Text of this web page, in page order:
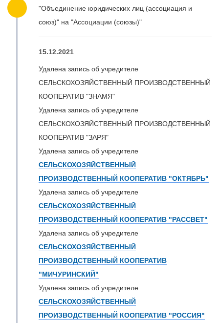
"Объединение юридических лиц (ассоциация и
союз)" на "Ассоциации (союзы)"
15.12.2021
Удалена запись об учредителе
СЕЛЬСКОХОЗЯЙСТВЕННЫЙ ПРОИЗВОДСТВЕННЫЙ
КООПЕРАТИВ "ЗНАМЯ"
Удалена запись об учредителе
СЕЛЬСКОХОЗЯЙСТВЕННЫЙ ПРОИЗВОДСТВЕННЫЙ
КООПЕРАТИВ "ЗАРЯ"
Удалена запись об учредителе
СЕЛЬСКОХОЗЯЙСТВЕННЫЙ
ПРОИЗВОДСТВЕННЫЙ КООПЕРАТИВ "ОКТЯБРЬ"
Удалена запись об учредителе
СЕЛЬСКОХОЗЯЙСТВЕННЫЙ
ПРОИЗВОДСТВЕННЫЙ КООПЕРАТИВ "РАССВЕТ"
Удалена запись об учредителе
СЕЛЬСКОХОЗЯЙСТВЕННЫЙ
ПРОИЗВОДСТВЕННЫЙ КООПЕРАТИВ
"МИЧУРИНСКИЙ"
Удалена запись об учредителе
СЕЛЬСКОХОЗЯЙСТВЕННЫЙ
ПРОИЗВОДСТВЕННЫЙ КООПЕРАТИВ "РОССИЯ"